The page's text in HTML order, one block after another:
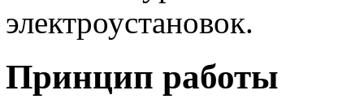
электроустановок.
Принцип работы